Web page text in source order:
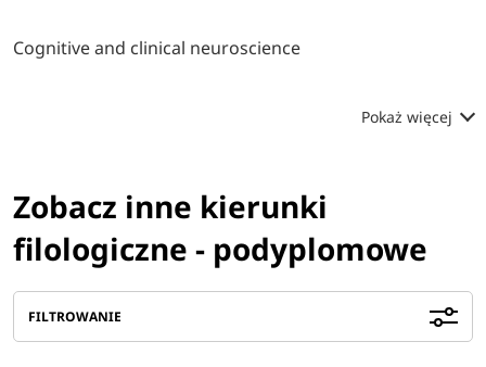
Cognitive and clinical neuroscience
Pokaż więcej
Zobacz inne kierunki
filologiczne - podyplomowe
FILTROWANIE